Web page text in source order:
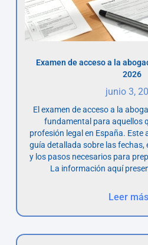
Examen de acceso a la
2026
junio 3,
El examen de acceso a la
fundamental para aquellos
profesión legal en España.
guía detallada sobre las fechas,
y los pasos necesarios para
La información aquí
Leer